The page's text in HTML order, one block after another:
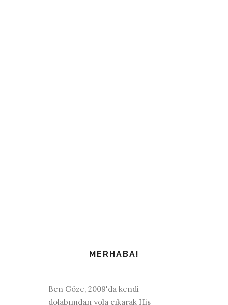
MERHABA!
Ben Göze, 2009'da kendi
dolabımdan yola çıkarak His